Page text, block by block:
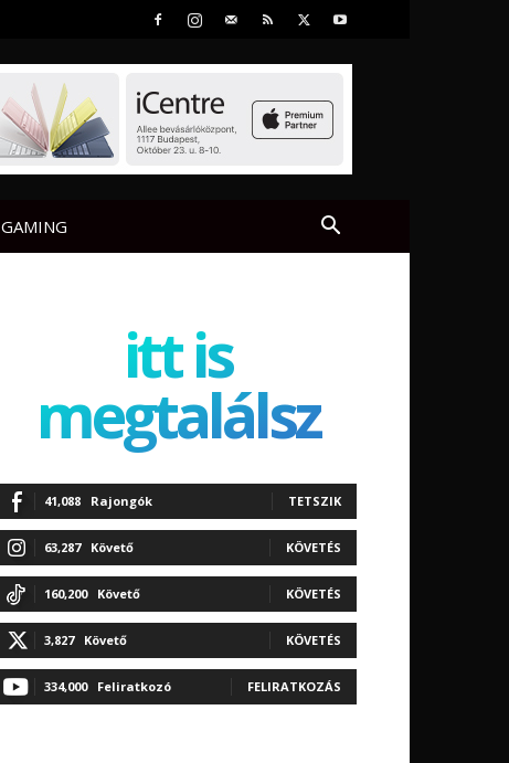
GAMING
itt is
megtalálsz
41,088 Rajongók TETSZIK
63,287 Követő KÖVETÉS
160,200 Követő KÖVETÉS
3,827 Követő KÖVETÉS
334,000 Feliratkozó FELIRATKOZÁS